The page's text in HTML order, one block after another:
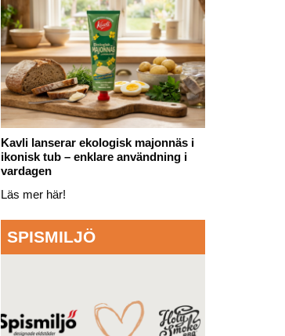
Kavli lanserar ekologisk majonnäs i
ikonisk tub – enklare användning i
vardagen
Läs mer här!
SPISMILJÖ